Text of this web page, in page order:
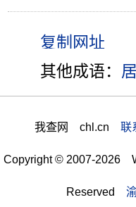
其他成语：
我查网 chl.cn 联
Copyright © 2007-2026
Reserved